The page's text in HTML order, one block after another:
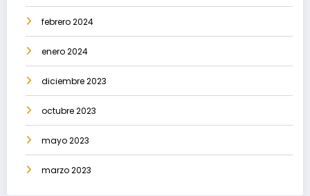
febrero 2024
enero 2024
diciembre 2023
octubre 2023
mayo 2023
marzo 2023